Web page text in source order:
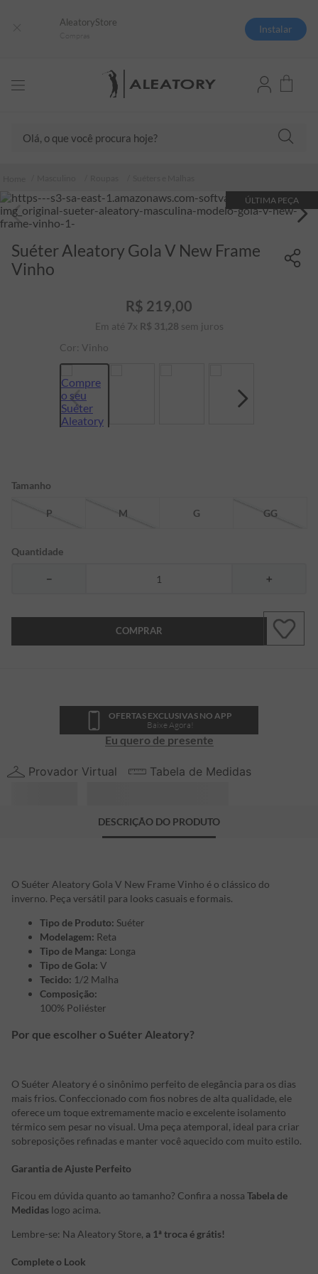
AleatoryStore
Instalar
ÚLTIMA PEÇA
Suéter Aleatory Gola V New Frame
Vinho
R$ 219,00
Em até 7x R$ 31 ,28 sem juros
Cor: Vinho
Tamanho
P M G GG
Quantidade
＋
－
COMPRAR
OFERTAS EXCLUSIVAS NO APP
Baixe Agora!
Eu quero de presente
Provador Virtual Tabela de Medidas
DESCRIÇÃO DO PRODUTO
O Suéter Aleatory Gola V New Frame Vinho é o clássico do
inverno. Peça versátil para looks casuais e formais.
Tipo de Produto: Suéter
Modelagem: Reta
Tipo de Manga: Longa
Tipo de Gola: V
Tecido: 1/2 Malha
Composição:
100% Poliéster
Por que escolher o Suéter Aleatory?
O Suéter Aleatory é o sinônimo perfeito de elegância para os dias
mais frios. Confeccionado com fios nobres de alta qualidade, ele
oferece um toque extremamente macio e excelente isolamento
térmico sem pesar no visual. Uma peça atemporal, ideal para criar
sobreposições refinadas e manter você aquecido com muito estilo.
Garantia de Ajuste Perfeito
Ficou em dúvida quanto ao tamanho? Confira a nossa Tabela de
Medidas logo acima.
Lembre-se: Na Aleatory Store, a 1ª troca é grátis!
Complete o Look
camisas polo
2º
camiseta listrada
6º
pima